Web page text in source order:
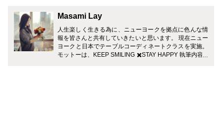
Masami Lay
人生楽しく生きる為に、ニューヨークを拠点に色んな情
報を皆さんと共有していきたいと思います。 現在ニュー
ヨークと日本でテーブルコーディネートクラスを実施。
モットーは、KEEP SMILING ✖️STAY HAPPY 執筆内容 ●